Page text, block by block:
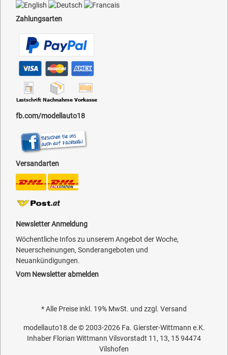
Zahlungsarten
fb.com/modellauto18
Versandarten
Newsletter Anmeldung
Wöchentliche Infos zu unserem Angebot der Woche,
Neuerscheinungen, Sonderangeboten und
Neuankündigungen.
Vom Newsletter abmelden
* Alle Preise inkl. 19% MwSt. und zzgl. Versand
modellauto18.de© 2003-2026 Fa. Gierster-Wittmann e.K.
Inhaber Florian Wittmann Vilsvorstadt 11, 13, 15 94474
Vilshofen